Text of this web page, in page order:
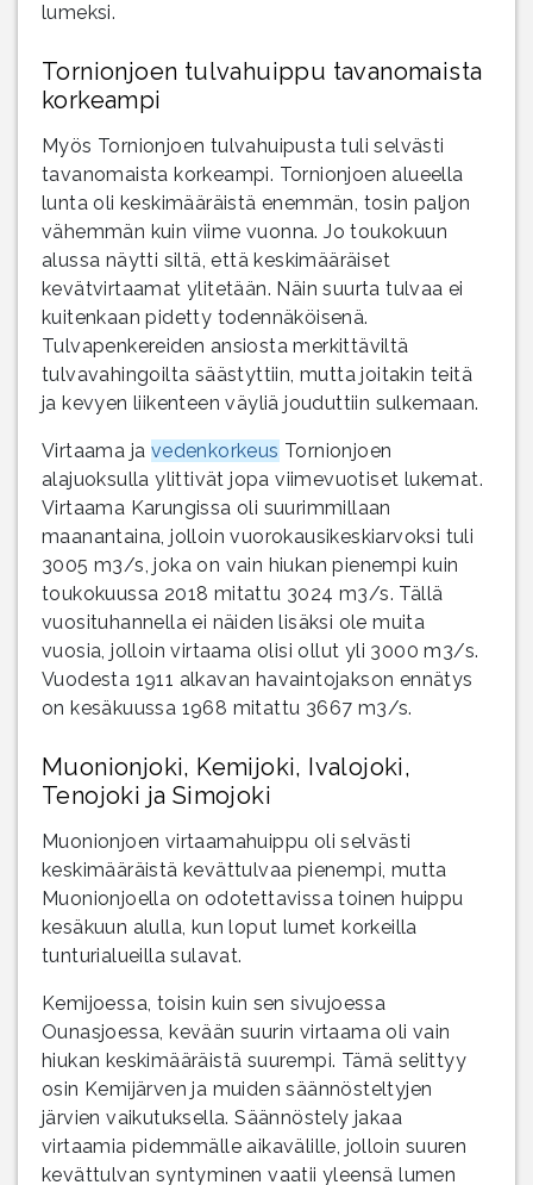
lumeksi.
Tornionjoen tulvahuippu tavanomaista
korkeampi
Myös Tornionjoen tulvahuipusta tuli selvästi
tavanomaista korkeampi. Tornionjoen alueella
lunta oli keskimääräistä enemmän, tosin paljon
vähemmän kuin viime vuonna. Jo toukokuun
alussa näytti siltä, että keskimääräiset
kevätvirtaamat ylitetään. Näin suurta tulvaa ei
kuitenkaan pidetty todennäköisenä.
Tulvapenkereiden ansiosta merkittäviltä
tulvavahingoilta säästyttiin, mutta joitakin teitä
ja kevyen liikenteen väyliä jouduttiin sulkemaan.
Virtaama ja vedenkorkeus Tornionjoen
alajuoksulla ylittivät jopa viimevuotiset lukemat.
Virtaama Karungissa oli suurimmillaan
maanantaina, jolloin vuorokausikeskiarvoksi tuli
3005 m3/s, joka on vain hiukan pienempi kuin
toukokuussa 2018 mitattu 3024 m3/s. Tällä
vuosituhannella ei näiden lisäksi ole muita
vuosia, jolloin virtaama olisi ollut yli 3000 m3/s.
Vuodesta 1911 alkavan havaintojakson ennätys
on kesäkuussa 1968 mitattu 3667 m3/s.
Muonionjoki, Kemijoki, Ivalojoki,
Tenojoki ja Simojoki
Muonionjoen virtaamahuippu oli selvästi
keskimääräistä kevättulvaa pienempi, mutta
Muonionjoella on odotettavissa toinen huippu
kesäkuun alulla, kun loput lumet korkeilla
tunturialueilla sulavat.
Kemijoessa, toisin kuin sen sivujoessa
Ounasjoessa, kevään suurin virtaama oli vain
hiukan keskimääräistä suurempi. Tämä selittyy
osin Kemijärven ja muiden säännösteltyjen
järvien vaikutuksella. Säännöstely jakaa
virtaamia pidemmälle aikavälille, jolloin suuren
kevättulvan syntyminen vaatii yleensä lumen